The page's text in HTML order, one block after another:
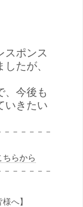
スポンス
たが、
今後も
いきたい
－－－－－
ちらから
－－－－－
へ】